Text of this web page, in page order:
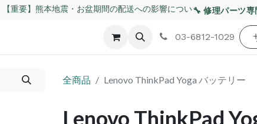
【重要】熊本地震・お盆期間の配送への影響について🔧 修理パーツ専
不良交換規定 ゲーム機 バッテリー
03-6812-1029
全商品 Lenovo ThinkPad Yoga バッテリー
Lenovo ThinkPad